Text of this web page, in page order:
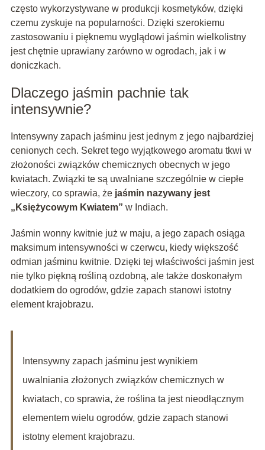
często wykorzystywane w produkcji kosmetyków, dzięki
czemu zyskuje na popularności. Dzięki szerokiemu
zastosowaniu i pięknemu wyglądowi jaśmin wielkolistny
jest chętnie uprawiany zarówno w ogrodach, jak i w
doniczkach.
Dlaczego jaśmin pachnie tak
intensywnie?
Intensywny zapach jaśminu jest jednym z jego najbardziej
cenionych cech. Sekret tego wyjątkowego aromatu tkwi w
złożoności związków chemicznych obecnych w jego
kwiatach. Związki te są uwalniane szczególnie w ciepłe
wieczory, co sprawia, że jaśmin nazywany jest
„Księżycowym Kwiatem” w Indiach.
Jaśmin wonny kwitnie już w maju, a jego zapach osiąga
maksimum intensywności w czerwcu, kiedy większość
odmian jaśminu kwitnie. Dzięki tej właściwości jaśmin jest
nie tylko piękną rośliną ozdobną, ale także doskonałym
dodatkiem do ogrodów, gdzie zapach stanowi istotny
element krajobrazu.
Intensywny zapach jaśminu jest wynikiem
uwalniania złożonych związków chemicznych w
kwiatach, co sprawia, że roślina ta jest nieodłącznym
elementem wielu ogrodów, gdzie zapach stanowi
istotny element krajobrazu.